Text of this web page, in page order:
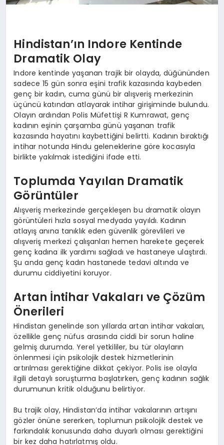
Hindistan’ın Indore Kentinde
Dramatik Olay
Indore kentinde yaşanan trajik bir olayda, düğününden
sadece 15 gün sonra eşini trafik kazasında kaybeden
genç bir kadın, cuma günü bir alışveriş merkezinin
üçüncü katından atlayarak intihar girişiminde bulundu.
Olayın ardından Polis Müfettişi R Kumrawat, genç
kadının eşinin çarşamba günü yaşanan trafik
kazasında hayatını kaybettiğini belirtti. Kadının bıraktığı
intihar notunda Hindu geleneklerine göre kocasıyla
birlikte yakılmak istediğini ifade etti.
Toplumda Yayılan Dramatik
Görüntüler
Alışveriş merkezinde gerçekleşen bu dramatik olayın
görüntüleri hızla sosyal medyada yayıldı. Kadının
atlayış anına tanıklık eden güvenlik görevlileri ve
alışveriş merkezi çalışanları hemen harekete geçerek
genç kadına ilk yardımı sağladı ve hastaneye ulaştırdı.
Şu anda genç kadın hastanede tedavi altında ve
durumu ciddiyetini koruyor.
Artan İntihar Vakaları ve Çözüm
Önerileri
Hindistan genelinde son yıllarda artan intihar vakaları,
özellikle genç nüfus arasında ciddi bir sorun haline
gelmiş durumda. Yerel yetkililer, bu tür olayların
önlenmesi için psikolojik destek hizmetlerinin
artırılması gerektiğine dikkat çekiyor. Polis ise olayla
ilgili detaylı soruşturma başlatırken, genç kadının sağlık
durumunun kritik olduğunu belirtiyor.
Bu trajik olay, Hindistan’da intihar vakalarının artışını
gözler önüne sererken, toplumun psikolojik destek ve
farkındalık konusunda daha duyarlı olması gerektiğini
bir kez daha hatırlatmış oldu.